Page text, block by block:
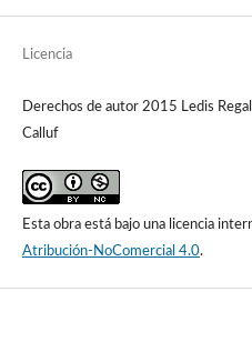
Licencia
Derechos de autor 2015 Ledis
Calluf
Esta obra está bajo una licencia
Atribución-NoComercial 4.0.